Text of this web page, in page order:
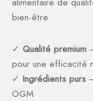
bien-être.
✓ Qualité premium
pour une efficacité
✓ Ingrédients purs
OGM